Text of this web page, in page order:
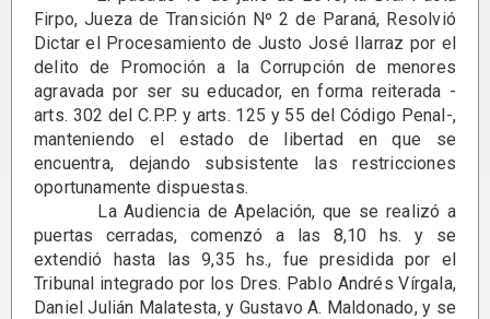
Firpo, Jueza de Transición Nº 2 de Paraná, Resolvió
Dictar el Procesamiento de Justo José Ilarraz por el
delito de Promoción a la Corrupción de menores
agravada por ser su educador, en forma reiterada -
arts. 302 del C.P.P. y arts. 125 y 55 del Código Penal-,
manteniendo el estado de libertad en que se
encuentra, dejando subsistente las restricciones
oportunamente dispuestas.
La Audiencia de Apelación, que se realizó a
puertas cerradas, comenzó a las 8,10 hs. y se
extendió hasta las 9,35 hs., fue presidida por el
Tribunal integrado por los Dres. Pablo Andrés Vírgala,
Daniel Julián Malatesta, y Gustavo A. Maldonado, y se